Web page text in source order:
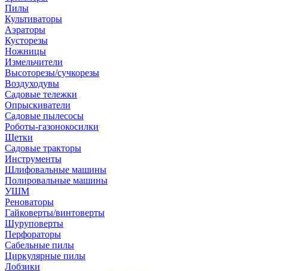
Пилы
Культиваторы
Аэраторы
Кусторезы
Ножницы
Измельчители
Высоторезы/сучкорезы
Воздуходувы
Садовые тележки
Опрыскиватели
Садовые пылесосы
Роботы-газонокосилки
Щетки
Садовые тракторы
Инструменты
Шлифовальные машины
Полировальные машины
УШМ
Реноваторы
Гайковерты/винтоверты
Шуруповерты
Перфораторы
Сабельные пилы
Циркулярные пилы
Лобзики